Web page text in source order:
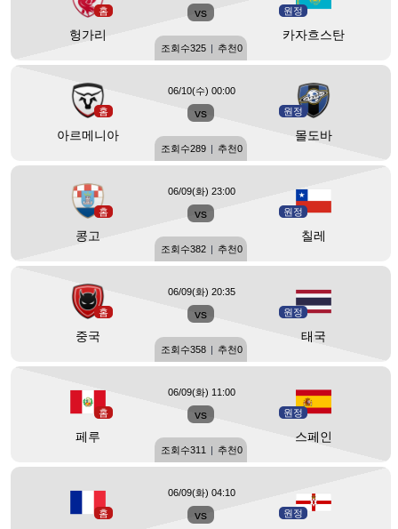
홈
헝가리
vs 원정
카자흐스탄
조회수325 | 추천0
홈
아르메니아
vs 원정
몰도바
06/10(수) 00:00
조회수289 | 추천0
홈
콩고
vs 원정
칠레
06/09(화) 23:00
조회수382 | 추천0
홈
중국
vs 원정
태국
06/09(화) 20:35
조회수358 | 추천0
홈
페루
vs 원정
스페인
06/09(화) 11:00
조회수311 | 추천0
홈 vs 원정
06/09(화) 04:10